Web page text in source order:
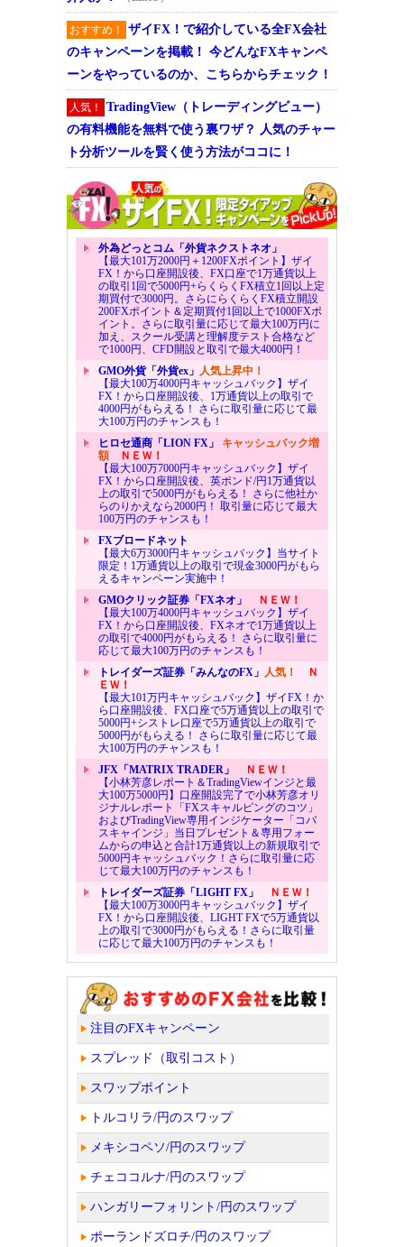
おすすめ！
ザイFX！で紹介している全FX会社
のキャンペーンを掲載！ 今どんなFXキャンペ
ーンをやっているのか、こちらからチェック！
人気！
TradingView（トレーディングビュー）
の有料機能を無料で使う裏ワザ？ 人気のチャー
ト分析ツールを賢く使う方法がココに！
外為どっとコム「外貨ネクストネオ」
【最大101万2000円＋1200FXポイント】ザイ
FX！から口座開設後、FX口座で1万通貨以上
の取引1回で5000円+らくらくFX積立1回以上定
期買付で3000円。さらにらくらくFX積立開設
200FXポイント＆定期買付1回以上で1000FXポ
イント。さらに取引量に応じて最大100万円に
加え、スクール受講と理解度テスト合格など
で1000円、CFD開設と取引で最大4000円！
GMO外貨「外貨ex」 人気上昇中！
【最大100万4000円キャッシュバック】ザイ
FX！から口座開設後、1万通貨以上の取引で
4000円がもらえる！ さらに取引量に応じて最
大100万円のチャンスも！
ヒロセ通商「LION FX」 キャッシュバック増
額ＮＥＷ！
【最大100万7000円キャッシュバック】ザイ
FX！から口座開設後、英ポンド/円1万通貨以
上の取引で5000円がもらえる！ さらに他社か
らのりかえなら2000円！ 取引量に応じて最大
100万円のチャンスも！
FXブロードネット
【最大6万3000円キャッシュバック】当サイト
限定！1万通貨以上の取引で現金3000円がもら
えるキャンペーン実施中！
GMOクリック証券「FXネオ」
ＮＥＷ！
【最大100万4000円キャッシュバック】ザイ
FX！から口座開設後、FXネオで1万通貨以上
の取引で4000円がもらえる！ さらに取引量に
応じて最大100万円のチャンスも！
トレイダーズ証券「みんなのFX」 人気！
Ｎ
ＥＷ！
【最大101万円キャッシュバック】ザイFX！か
ら口座開設後、FX口座で5万通貨以上の取引で
5000円+シストレ口座で5万通貨以上の取引で
5000円がもらえる！ さらに取引量に応じて最
大100万円のチャンスも！
JFX「MATRIX TRADER」
ＮＥＷ！
【小林芳彦レポート＆TradingViewインジと最
大100万5000円】口座開設完了で小林芳彦オリ
ジナルレポート「FXスキャルピングのコツ」
およびTradingView専用インジケーター「コバ
スキャインジ」当日プレゼント＆専用フォー
ムからの申込と合計1万通貨以上の新規取引で
5000円キャッシュバック！さらに取引量に応
じて最大100万円のチャンスも！
トレイダーズ証券「LIGHT FX」
ＮＥＷ！
【最大100万3000円キャッシュバック】ザイ
FX！から口座開設後、LIGHT FXで5万通貨以
上の取引で3000円がもらえる！さらに取引量
に応じて最大100万円のチャンスも！
注目のFXキャンペーン
スプレッド（取引コスト）
スワップポイント
トルコリラ/円のスワップ
メキシコペソ/円のスワップ
チェココルナ/円のスワップ
ハンガリーフォリント/円のスワップ
ポーランドズロチ/円のスワップ